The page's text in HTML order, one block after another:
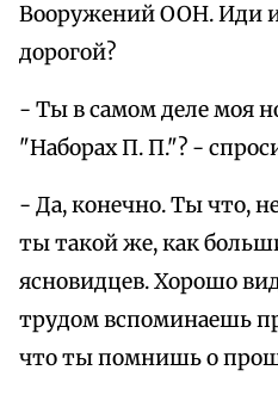
Вооружений ООН. Иди
дорогой?
- Ты в самом деле моя
"Наборах П. П."? -
- Да, конечно. Ты что,
ты такой же, как
ясновидцев. Хорошо
трудом вспоминаешь
что ты помнишь о